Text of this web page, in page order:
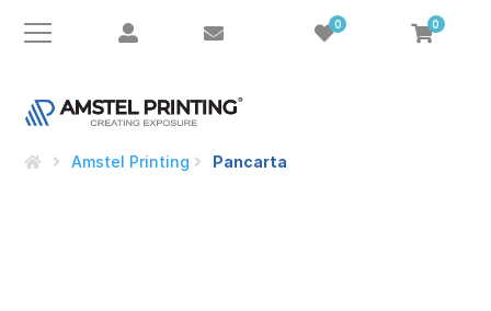
0 0
Amstel Printing Pancarta